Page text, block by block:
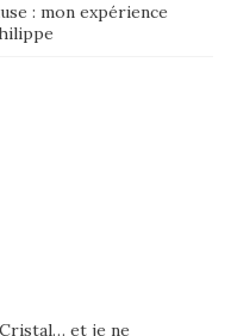
: mon expérience
et je ne